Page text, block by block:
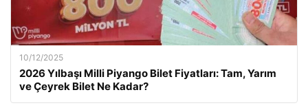
10/12/2025
2026 Yılbaşı Milli Piyango Bilet Fiyatları: Tam, Yarım
ve Çeyrek Bilet Ne Kadar?